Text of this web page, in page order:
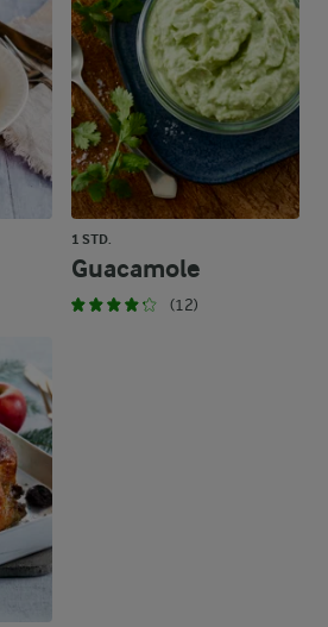
1 STD.
Guacamole
(12)